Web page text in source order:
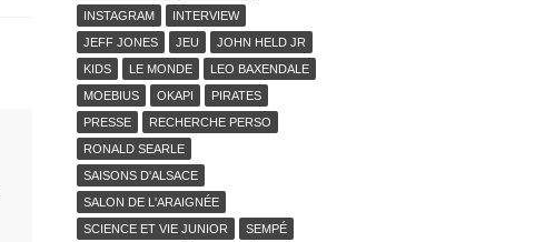
INSTAGRAM
INTERVIEW
JEFF JONES
JEU
JOHN HELD JR
KIDS
LE MONDE
LEO BAXENDALE
MOEBIUS
OKAPI
PIRATES
PRESSE
RECHERCHE PERSO
RONALD SEARLE
SAISONS D'ALSACE
SALON DE L'ARAIGNÉE
SCIENCE ET VIE JUNIOR
SEMPÉ